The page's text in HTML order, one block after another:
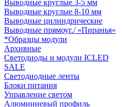
Выводные круглые 3-5 мм
Выводные круглые 8-10 мм
Выводные цилиндрические
Выводные прямоуг./ «Пиранья»
*Образцы модули
Архивные
Светодиоды и модули ICLED
SALE
Светодиодные ленты
Блоки питания
Управление светом
Алюминиевый профиль